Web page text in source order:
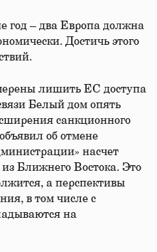
год – два Европа должна
Достичь этого
лишить ЕС доступа
Белый дом опять
санкционного
об отмене
насчет
Ближнего Востока. Это
а перспективы
в том числе с
на